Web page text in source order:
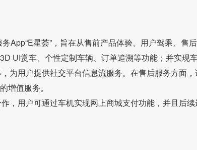
App“E星荟”，旨在从售前产品体验、用户驾乘、售
UI赏车、个性定制车辆、订单追溯等功能；并实现
为用户提供社交平台信息流服务。在售后服务方面，
增值服务。
，用户可通过车机实现网上商城支付功能，并且后